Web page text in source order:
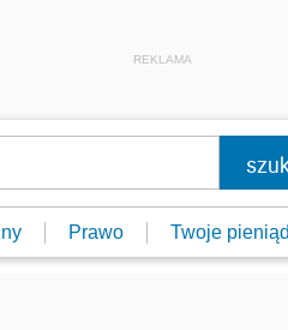
REKLAMA
Prawo Twoje